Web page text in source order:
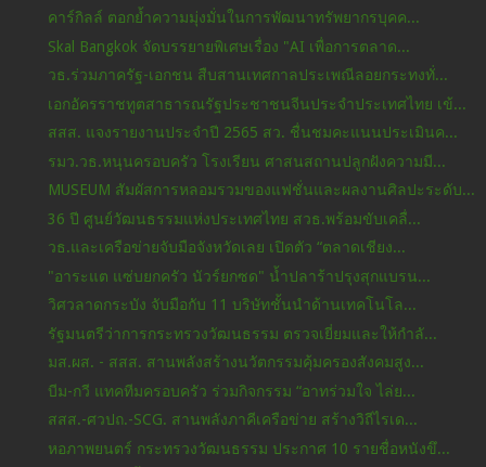
คาร์กิลล์ ตอกย้ำความมุ่งมั่นในการพัฒนาทรัพยากรบุคค...
Skal Bangkok จัดบรรยายพิเศษเรื่อง "AI เพื่อการตลาด...
วธ.ร่วมภาครัฐ-เอกชน สืบสานเทศกาลประเพณีลอยกระทงทั่...
เอกอัครราชทูตสาธารณรัฐประชาชนจีนประจำประเทศไทย เข้...
สสส. แจงรายงานประจำปี 2565 สว. ชื่นชมคะแนนประเมินค...
รมว.วธ.หนุนครอบครัว โรงเรียน ศาสนสถานปลูกฝังความมี...
MUSEUM สัมผัสการหลอมรวมของแฟชั่นและผลงานศิลปะระดับ...
36 ปี ศูนย์วัฒนธรรมแห่งประเทศไทย สวธ.พร้อมขับเคลื่...
วธ.และเครือข่ายจับมือจังหวัดเลย เปิดตัว “ตลาดเชียง...
"อาระแต แซ่บยกครัว นัวร์ยกซด" น้ำปลาร้าปรุงสุกแบรน...
วิศวลาดกระบัง จับมือกับ 11 บริษัทชั้นนำด้านเทคโนโล...
รัฐมนตรีว่าการกระทรวงวัฒนธรรม ตรวจเยี่ยมและให้กำลั...
มส.ผส. - สสส. สานพลังสร้างนวัตกรรมคุ้มครองสังคมสูง...
บีม-กวี แทคทีมครอบครัว ร่วมกิจกรรม “อาทร่วมใจ ไล่ย...
สสส.-ศวปถ.-SCG. สานพลังภาคีเครือข่าย สร้างวิถีไรเด...
หอภาพยนตร์ กระทรวงวัฒนธรรม ประกาศ 10 รายชื่อหนังขึ...